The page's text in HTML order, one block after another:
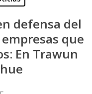
defensa del
que
En Trawun